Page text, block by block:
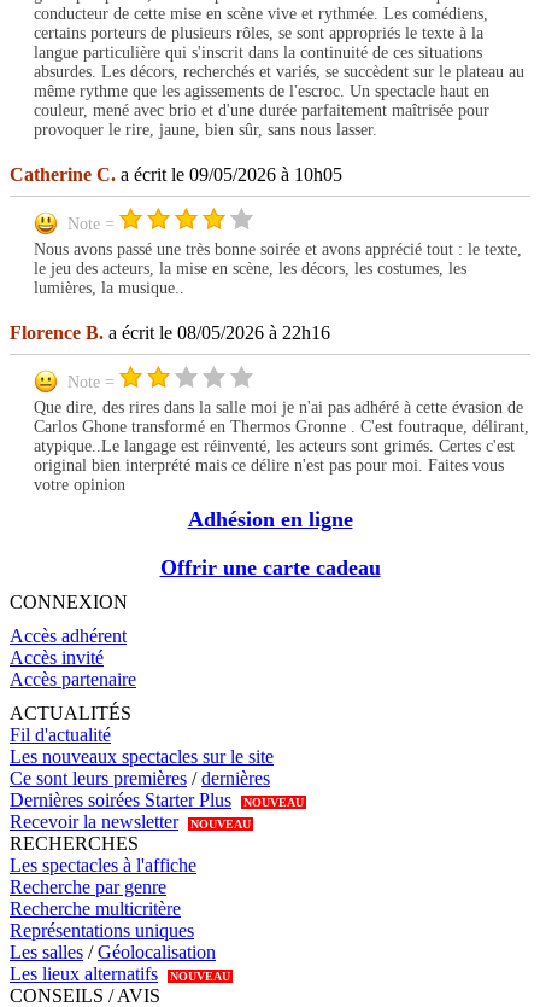
conducteur de cette mise en scène vive et rythmée. Les comédiens,
certains porteurs de plusieurs rôles, se sont appropriés le texte à la
langue particulière qui s'inscrit dans la continuité de ces situations
absurdes. Les décors, recherchés et variés, se succèdent sur le plateau au
même rythme que les agissements de l'escroc. Un spectacle haut en
couleur, mené avec brio et d'une durée parfaitement maîtrisée pour
provoquer le rire, jaune, bien sûr, sans nous lasser.
Catherine C. a écrit le 09/05/2026 à 10h05
Note =
Nous avons passé une très bonne soirée et avons apprécié tout : le texte,
le jeu des acteurs, la mise en scène, les décors, les costumes, les
lumières, la musique..
Florence B. a écrit le 08/05/2026 à 22h16
Note =
Que dire, des rires dans la salle moi je n'ai pas adhéré à cette évasion de
Carlos Ghone transformé en Thermos Gronne . C'est foutraque, délirant,
atypique..Le langage est réinventé, les acteurs sont grimés. Certes c'est
original bien interprété mais ce délire n'est pas pour moi. Faites vous
votre opinion
Adhésion en ligne
Offrir une carte cadeau
CONNEXION
Accès adhérent
Accès invité
Accès partenaire
ACTUALITÉS
Fil d'actualité
Les nouveaux spectacles sur le site
Ce sont leurs premières /dernières
Dernières soirées Starter Plus
NOUVEAU
Recevoir la newsletter NOUVEAU
RECHERCHES
Les spectacles à l'affiche
Recherche par genre
Recherche multicritère
Représentations uniques
Les salles /Géolocalisation
Les lieux alternatifs
NOUVEAU
CONSEILS / AVIS